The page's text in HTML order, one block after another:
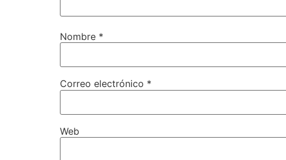
Nombre *
Correo electrónico *
Web